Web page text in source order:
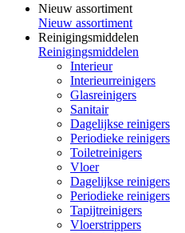
Nieuw assortiment
Nieuw assortiment
Reinigingsmiddelen
Reinigingsmiddelen
Interieur
Interieurreinigers
Glasreinigers
Sanitair
Dagelijkse reinigers
Periodieke reinigers
Toiletreinigers
Vloer
Dagelijkse reinigers
Periodieke reinigers
Tapijtreinigers
Vloerstrippers